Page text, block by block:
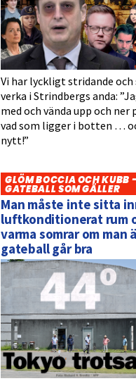
Vi har lyckligt stridande
verka i Strindbergs anda:
med och vända upp och
vad som ligger i botten …
nytt!”
GLÖM BOCCIA OCH KUBB
GATEBALL SOM GÄLLER
Man måste inte sitta
luftkonditionerat rum
varma somrar om man
gateball går bra